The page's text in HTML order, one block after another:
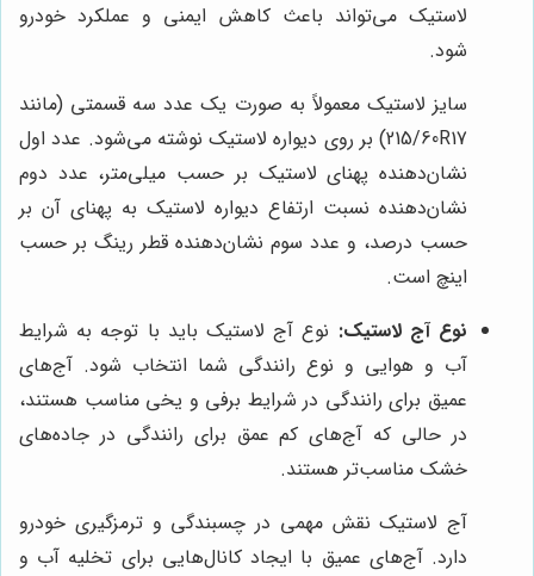
لاستیک می‌تواند باعث کاهش ایمنی و عملکرد خودرو
شود.
سایز لاستیک معمولاً به صورت یک عدد سه قسمتی (مانند
215/60R17) بر روی دیواره لاستیک نوشته می‌شود. عدد اول
نشان‌دهنده پهنای لاستیک بر حسب میلی‌متر، عدد دوم
نشان‌دهنده نسبت ارتفاع دیواره لاستیک به پهنای آن بر
حسب درصد، و عدد سوم نشان‌دهنده قطر رینگ بر حسب
اینچ است.
نوع آج لاستیک: نوع آج لاستیک باید با توجه به شرایط
آب و هوایی و نوع رانندگی شما انتخاب شود. آج‌های
عمیق برای رانندگی در شرایط برفی و یخی مناسب هستند،
در حالی که آج‌های کم عمق برای رانندگی در جاده‌های
خشک مناسب‌تر هستند.
آج لاستیک نقش مهمی در چسبندگی و ترمزگیری خودرو
دارد. آج‌های عمیق با ایجاد کانال‌هایی برای تخلیه آب و